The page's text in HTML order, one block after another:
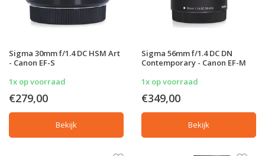
Sigma 30mm f/1.4 DC HSM Art
- Canon EF-S
1x op voorraad
€279,00
Bekijk
Sigma 56mm f/1.4 DC DN
Contemporary - Canon EF-M
1x op voorraad
€349,00
Bekijk